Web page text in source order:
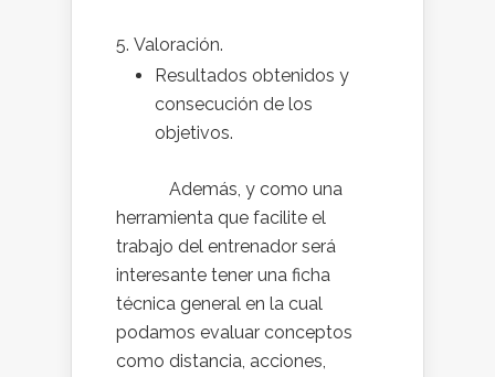
Valoración.
Resultados obtenidos y
consecución de los
objetivos.
Además, y como una
herramienta que facilite el
trabajo del entrenador será
interesante tener una ficha
técnica general en la cual
podamos evaluar conceptos
como distancia, acciones,